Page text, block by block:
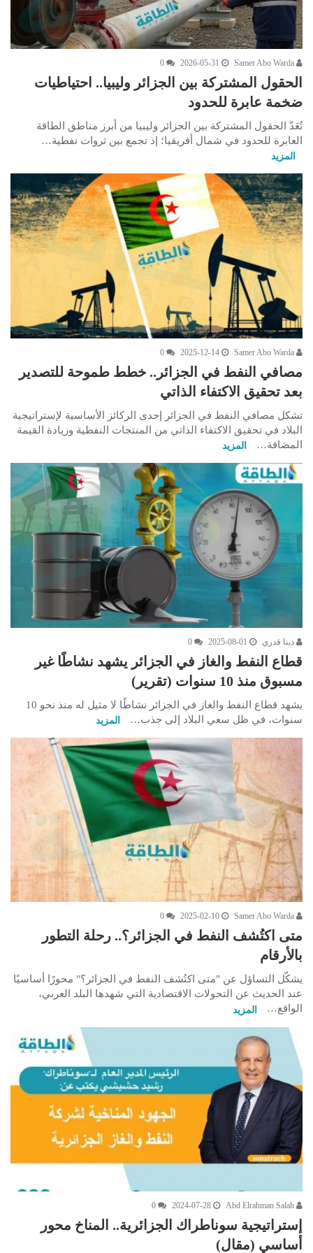
2026-05-31
0
الحقول المشتركة بين الجزائر وليبيا.. احتياطيات
ضخمة عابرة للحدود
تُعَدّ الحقول المشتركة بين الجزائر وليبيا من أبرز مناطق الطاقة
العابرة للحدود في شمال أفريقيا؛ إذ تجمع بين ثروات نفطية…
المزيد
2025-12-14
0
مصافي النفط في الجزائر.. خطط طموحة للتصدير
بعد تحقيق الاكتفاء الذاتي
تشكل مصافي النفط في الجزائر إحدى الركائز الأساسية لإستراتيجية
البلاد في تحقيق الاكتفاء الذاتي من المنتجات النفطية وزيادة القيمة
المضافة…
المزيد
دينا قدري 2025-08-01
0
قطاع النفط والغاز في الجزائر يشهد نشاطًا غير
مسبوق منذ 10 سنوات (تقرير)
يشهد قطاع النفط والغاز في الجزائر نشاطًا لا مثيل له منذ نحو 10
سنوات، في ظل سعي البلاد إلى جذب…
المزيد
2025-02-10
0
متى اكتُشف النفط في الجزائر؟.. رحلة التطور
بالأرقام
يشكّل التساؤل عن "متى اكتُشف النفط في الجزائر؟" محورًا أساسيًا
عند الحديث عن التحولات الاقتصادية التي شهدها البلد العربي،
الواقع…
المزيد
2024-07-28
0
إستراتيجية سوناطراك الجزائرية.. المناخ محور
أساسي (مقال)